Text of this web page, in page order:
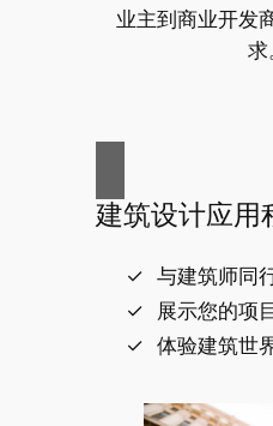
业主到商业开发
求
建筑设计应用
与建筑师同
展示您的项目
体验建筑世界